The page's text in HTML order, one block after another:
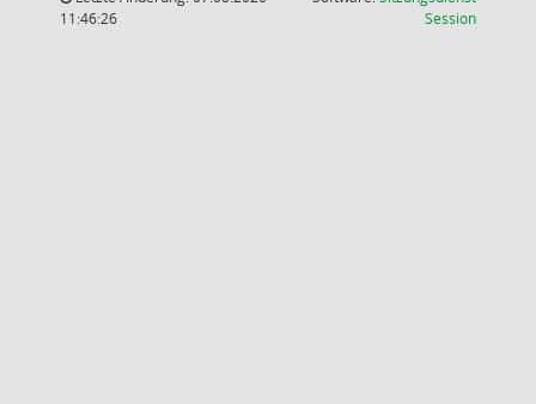
11:46:26
Session(Wird in